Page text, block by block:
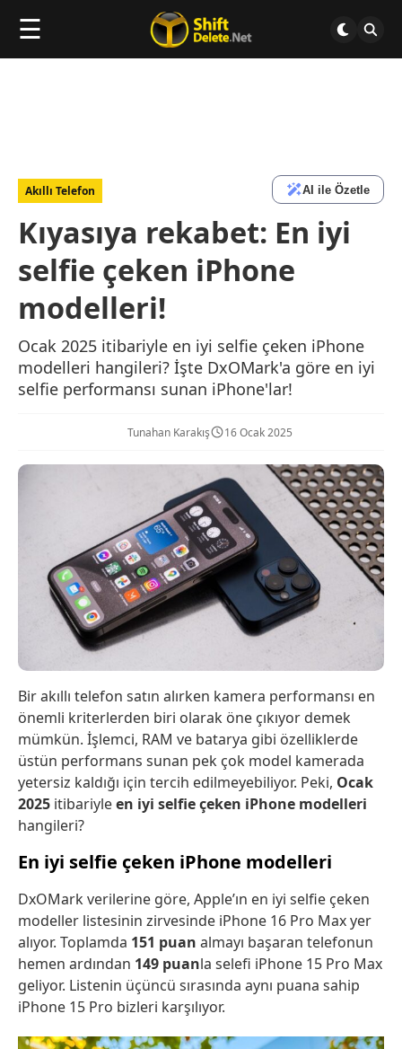
☰
Akıllı Telefon AI ile Özetle
Kıyasıya rekabet: En iyi
selfie çeken iPhone
modelleri!
Ocak 2025 itibariyle en iyi selfie çeken iPhone
modelleri hangileri? İşte DxOMark'a göre en iyi
selfie performansı sunan iPhone'lar!
Tunahan Karakış 16 Ocak 2025
Bir akıllı telefon satın alırken kamera performansı en
önemli kriterlerden biri olarak öne çıkıyor demek
mümkün. İşlemci, RAM ve batarya gibi özelliklerde
üstün performans sunan pek çok model kamerada
yetersiz kaldığı için tercih edilmeyebiliyor. Peki, Ocak
2025 itibariyleen iyi selfie çeken iPhone modelleri
hangileri?
En iyi selfie çeken iPhone modelleri
DxOMark verilerine göre, Apple’ın en iyi selfie çeken
modeller listesinin zirvesinde iPhone 16 Pro Max yer
alıyor. Toplamda 151 puan almayı başaran telefonun
hemen ardından 149 puanla selefi iPhone 15 Pro Max
geliyor. Listenin üçüncü sırasında aynı puana sahip
iPhone 15 Pro bizleri karşılıyor.